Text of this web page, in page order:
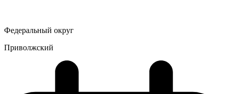
Федеральный округ
Приволжский